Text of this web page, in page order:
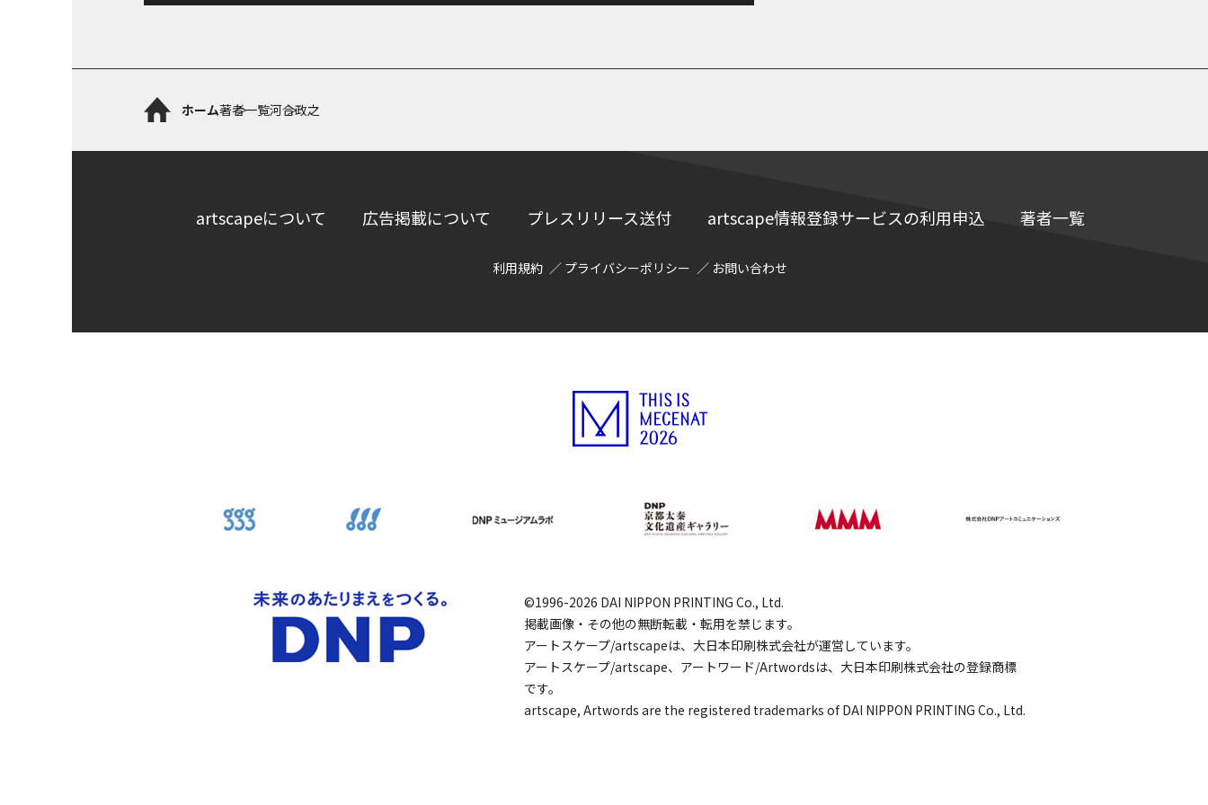
ホーム著者一覧河合政之
artscapeについて 広告掲載について プレスリリース送付 artscape情報登録サービスの利用申込 著者一覧
利用規約 プライバシーポリシー お問い合わせ
©1996-2026 DAI NIPPON PRINTING Co., Ltd.
掲載画像・その他の無断転載・転用を禁じます。
アートスケープ/artscapeは、大日本印刷株式会社が運営しています。
アートスケープ/artscape、アートワード/Artwordsは、大日本印刷株式会社の登録商標
です。
artscape, Artwords are the registered trademarks of DAI NIPPON PRINTING Co., Ltd.